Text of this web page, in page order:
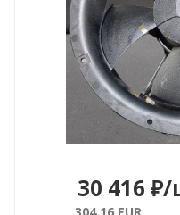
30 416 ₽/